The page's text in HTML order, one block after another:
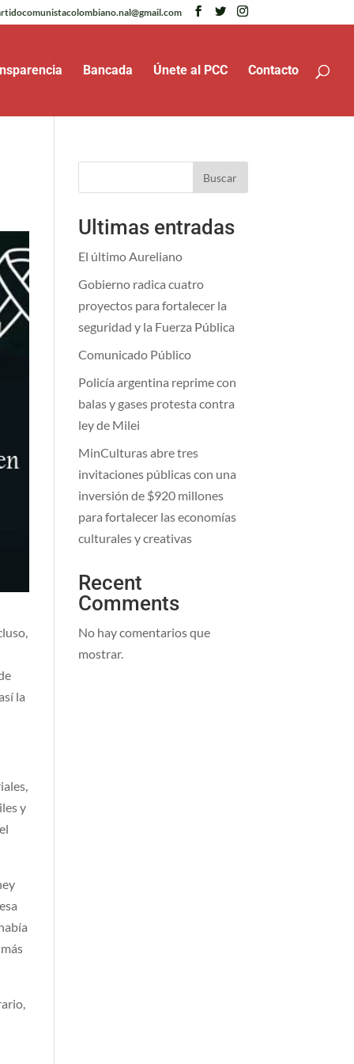
Bancada Únete al PCC Contacto
la
y
Buscar
Ultimas entradas
El último Aureliano
Gobierno radica cuatro
proyectos para fortalecer la
seguridad y la Fuerza Pública
Comunicado Público
Policía argentina reprime con
balas y gases protesta contra
ley de Milei
MinCulturas abre tres
invitaciones públicas con una
inversión de $920 millones
para fortalecer las economías
culturales y creativas
Recent
Comments
No hay comentarios que
mostrar.